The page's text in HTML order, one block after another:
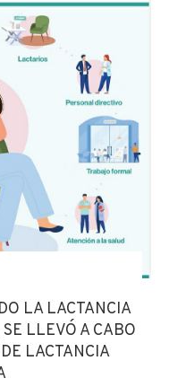
LA LACTANCIA
SE LLEVÓ A CABO
LACTANCIA